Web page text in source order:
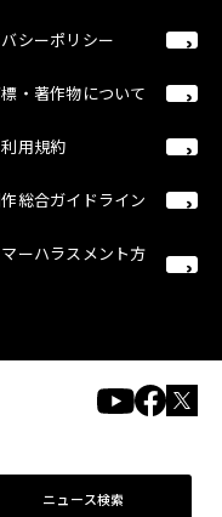
ニュース検索
シーポリシー
・著作物について
用規約
総合ガイドライン
ーハラスメント方